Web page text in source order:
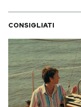
CONSIGLIATI